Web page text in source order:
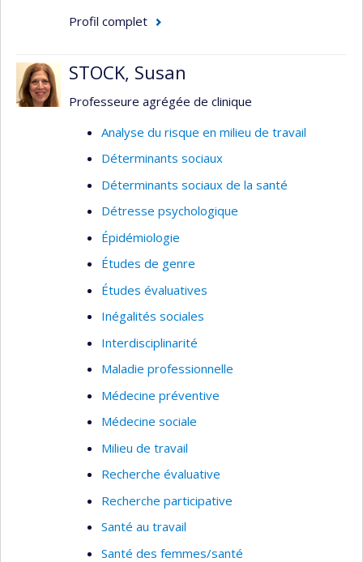
Profil complet
STOCK, Susan
Professeure agrégée de clinique
Analyse du risque en milieu de travail
Déterminants sociaux
Déterminants sociaux de la santé
Détresse psychologique
Épidémiologie
Études de genre
Études évaluatives
Inégalités sociales
Interdisciplinarité
Maladie professionnelle
Médecine préventive
Médecine sociale
Milieu de travail
Recherche évaluative
Recherche participative
Santé au travail
Santé des femmes/santé